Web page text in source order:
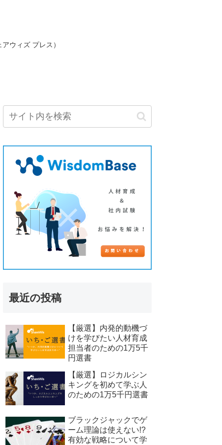
ウィズ プレス）
最近の投稿
【厳選】内発的動機づ
けを学びたい人材育成
担当者のための1万5千
円選書
【厳選】ロジカルシン
キングを初めて学ぶ人
のための1万5千円選書
ブラックジャックでゲ
ーム理論は使えない!?
有効な戦略について学